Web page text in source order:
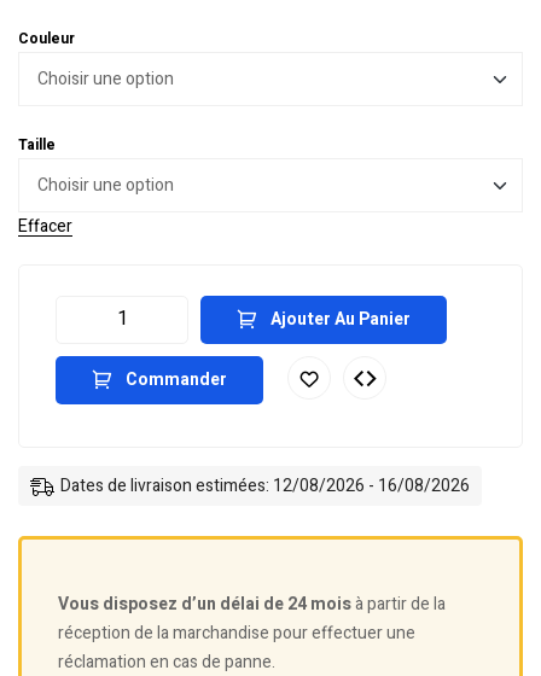
Couleur
Taille
Effacer
Ajouter Au Panier
Commander
Dates de livraison estimées: 12/08/2026 - 16/08/2026
Vous disposez d’un délai de 24 moisà partir de la
réception de la marchandise pour effectuer une
réclamation en cas de panne.